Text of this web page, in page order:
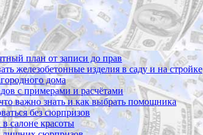
план от записи до прав
железобетонные изделия в саду и на стройке
дома
с примерами и расчётами
важно знать и как выбрать помощника
без сюрпризов
салоне красоты